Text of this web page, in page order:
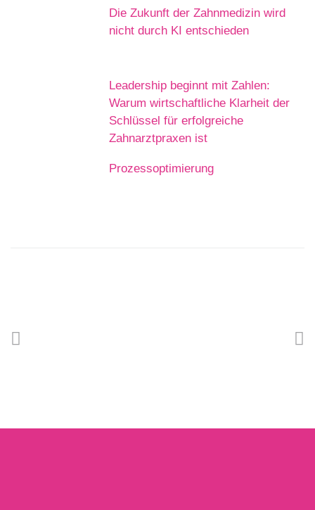
Die Zukunft der Zahnmedizin wird
nicht durch KI entschieden
Leadership beginnt mit Zahlen:
Warum wirtschaftliche Klarheit der
Schlüssel für erfolgreiche
Zahnarztpraxen ist
Prozessoptimierung